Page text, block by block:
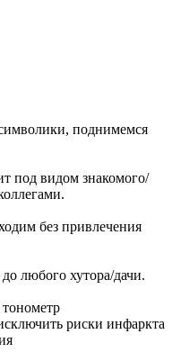
поднимемся
под видом знакомого/
без привлечения
любого хутора/дачи.
риски инфаркта